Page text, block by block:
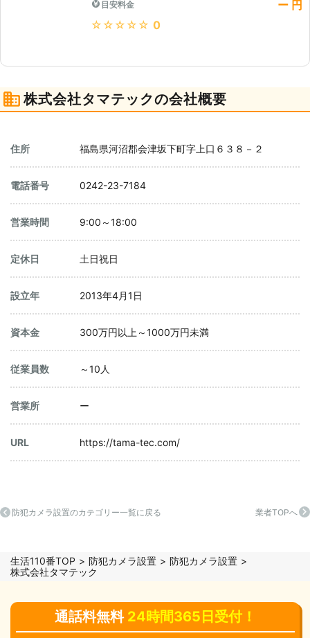
目安料金
ー 円
★★★★★ 0
株式会社タマテックの会社概要
住所 福島県河沼郡会津坂下町字上口６３８－２
資本金 300万円以上～1000万円未満
電話番号 0242-23-7184
従業員数 ～10人
営業時間 9:00～18:00
営業所 ー
定休日 土日祝日
URL https://tama-tec.com/
設立年 2013年4月1日
防犯カメラ設置のカテゴリー一覧に戻る 業者TOPへ
生活110番TOP 防犯カメラ設置
防犯カメラ設置
株式会社タマテック
通話料無料 24時間365日受付！